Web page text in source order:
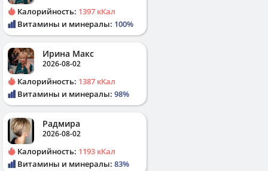
Калорийность: 1397 кКал
Витамины и минералы: 100%
Ирина Макс
2026-08-02
Калорийность: 1387 кКал
Витамины и минералы: 98%
Радмира
2026-08-02
Калорийность: 1193 кКал
Витамины и минералы: 83%